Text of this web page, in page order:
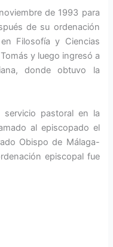
de 1993 para
de su ordenación
Filosofía y Ciencias
y luego ingresó a
donde obtuvo la
pastoral en la
al episcopado el
Obispo de Málaga-
episcopal fue